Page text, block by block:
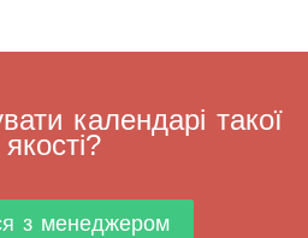
календарі такої
з менеджером